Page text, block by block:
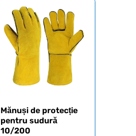
Mănuși de protecție
pentru sudură
10/200